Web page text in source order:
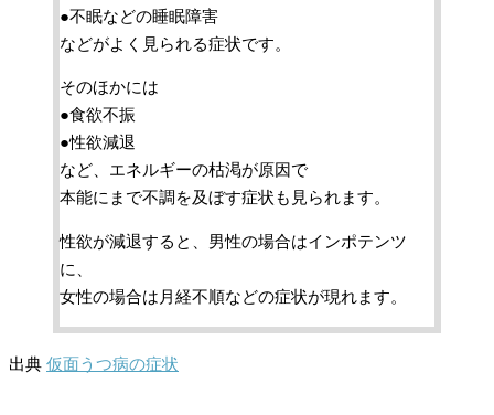
●不眠などの睡眠障害
などがよく見られる症状です。
そのほかには
●食欲不振
●性欲減退
など、エネルギーの枯渇が原因で
本能にまで不調を及ぼす症状も見られます。
性欲が減退すると、男性の場合はインポテンツ
に、
女性の場合は月経不順などの症状が現れます。
出典 仮面うつ病の症状